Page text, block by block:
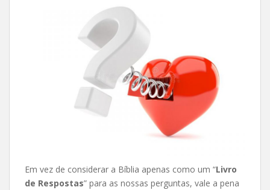
Em vez de considerar a Bíblia apenas como um “Livro
de Respostas” para as nossas perguntas, vale a pena